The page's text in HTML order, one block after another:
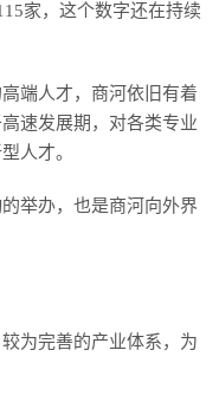
家，这个数字还在持续
端人才，商河依旧有着
速发展期，对各类专业
人才。
举办，也是商河向外界
为完善的产业体系，为